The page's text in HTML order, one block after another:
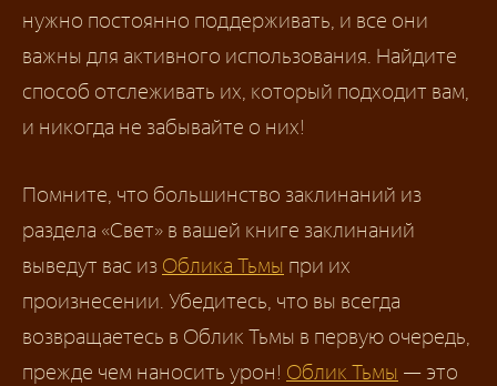
нужно постоянно поддерживать, и все они
важны для активного использования. Найдите
способ отслеживать их, который подходит вам,
и никогда не забывайте о них!
Помните, что большинство заклинаний из
раздела «Свет» в вашей книге заклинаний
выведут вас из Облика Тьмы при их
произнесении. Убедитесь, что вы всегда
возвращаетесь в Облик Тьмы в первую очередь,
прежде чем наносить урон! Облик Тьмы — это